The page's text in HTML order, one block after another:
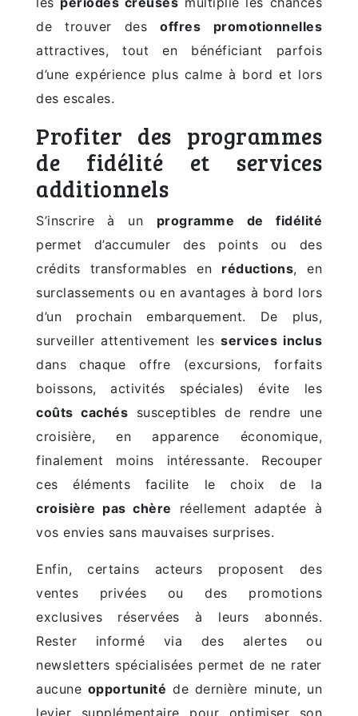
de trouver desoffres promotionnelles
attractives, tout en bénéficiant parfois
d’une expérience plus calme à bord et lors
des escales.
Profiter des programmes
de fidélité et services
additionnels
S’inscrire à un programme de fidélité
permet d’accumuler des points ou des
crédits transformables en réductions, en
surclassements ou en avantages à bord lors
d’un prochain embarquement. De plus,
surveiller attentivement les services inclus
dans chaque offre (excursions, forfaits
boissons, activités spéciales) évite les
coûts cachés susceptibles de rendre une
croisière, en apparence économique,
finalement moins intéressante. Recouper
ces éléments facilite le choix de la
croisière pas chère réellement adaptée à
vos envies sans mauvaises surprises.
Enfin, certains acteurs proposent des
ventes privées ou des promotions
exclusives réservées à leurs abonnés.
Rester informé via des alertes ou
newsletters spécialisées permet de ne rater
aucune opportunité de dernière minute, un